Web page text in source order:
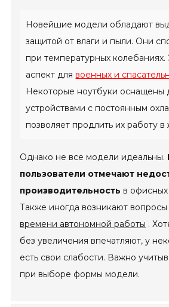
Новейшие модели обладают
защитой от влаги и пыли. Они
при температурных
аспект длявоенных и
Некоторые ноутбуки
устройствами с постоянным
позволяет продлить их работу в
Однако не все модели идеальны.
пользователи отмечают
производительность в
Также иногда возникают
времени автономной работы .
без увеличения впечатляют, у
есть свои слабости. Важно
при выборе формы модели.